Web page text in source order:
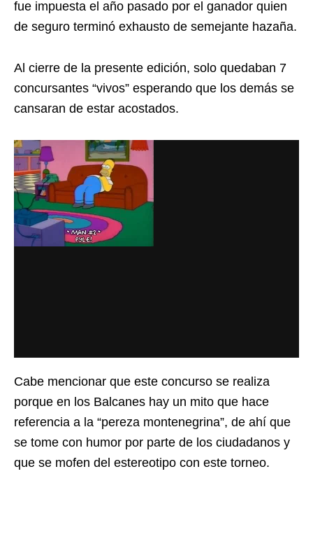
fue impuesta el año pasado por el ganador quien
de seguro terminó exhausto de semejante hazaña.
Al cierre de la presente edición, solo quedaban 7
concursantes “vivos” esperando que los demás se
cansaran de estar acostados.
Cabe mencionar que este concurso se realiza
porque en los Balcanes hay un mito que hace
referencia a la “pereza montenegrina”, de ahí que
se tome con humor por parte de los ciudadanos y
que se mofen del estereotipo con este torneo.